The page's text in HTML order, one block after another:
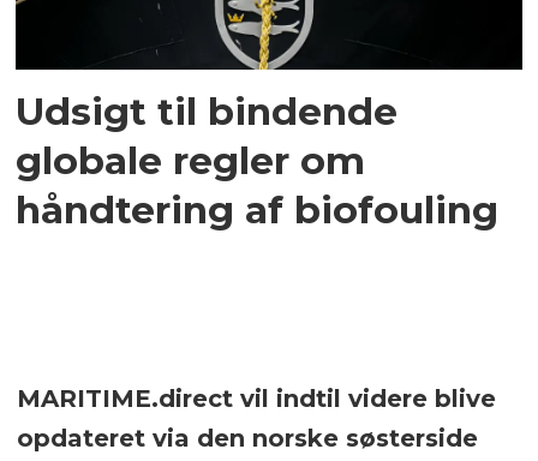
Udsigt til bindende
globale regler om
håndtering af biofouling
MARITIME.direct vil indtil videre blive
opdateret via den norske søsterside